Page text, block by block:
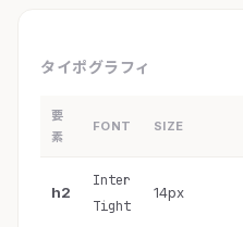
タイポグラフィ
要
素
FONT SIZE
h2
Inter
Tight
14px